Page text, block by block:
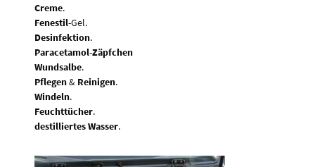
Creme.
Fenestil-Gel.
Desinfektion.
Paracetamol-Zäpfchen
Wundsalbe.
Pflegen& Reinigen.
Windeln.
Feuchttücher.
destilliertes Wasser.